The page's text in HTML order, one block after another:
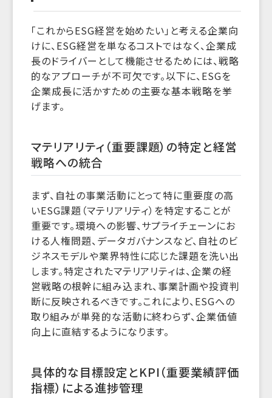
「これからESG経営を始めたい」と考える企業向
けに、ESG経営を単なるコストではなく、企業成
長のドライバーとして機能させるためには、戦略
的なアプローチが不可欠です。以下に、ESGを
企業成長に活かすための主要な基本戦略を挙
げます。
マテリアリティ（重要課題）の特定と経営
戦略への統合
まず、自社の事業活動にとって特に重要度の高
いESG課題（マテリアリティ）を特定することが
重要です。環境への影響、サプライチェーンにお
ける人権問題、データガバナンスなど、自社のビ
ジネスモデルや業界特性に応じた課題を洗い出
します。特定されたマテリアリティは、企業の経
営戦略の根幹に組み込まれ、事業計画や投資判
断に反映されるべきです。これにより、ESGへの
取り組みが単発的な活動に終わらず、企業価値
向上に直結するようになります。
具体的な目標設定とKPI（重要業績評価
指標）による進捗管理